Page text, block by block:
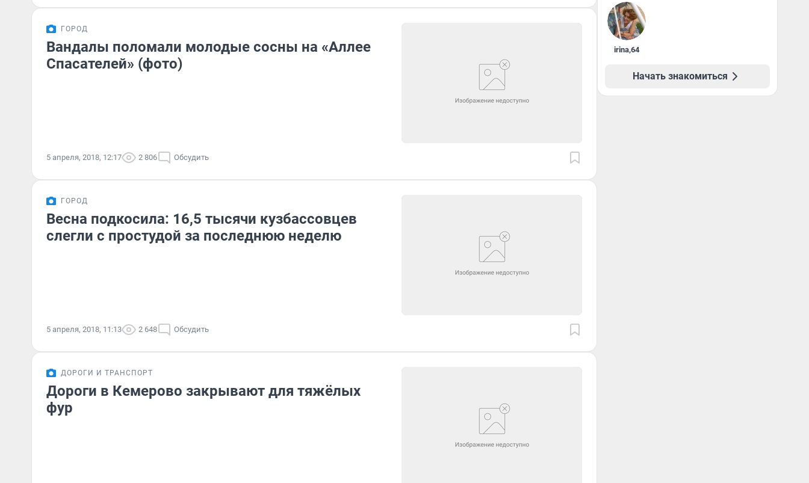
ГОРОД
Вандалы поломали молодые сосны на «Аллее
Спасателей» (фото)
5 апреля, 2018, 12:17 2 806 Обсудить
ГОРОД
Весна подкосила: 16,5 тысячи кузбассовцев
слегли с простудой за последнюю неделю
5 апреля, 2018, 11:13 2 648 Обсудить
ДОРОГИ И ТРАНСПОРТ
Дороги в Кемерово закрывают для тяжёлых
фур
irina,64
Начать знакомиться